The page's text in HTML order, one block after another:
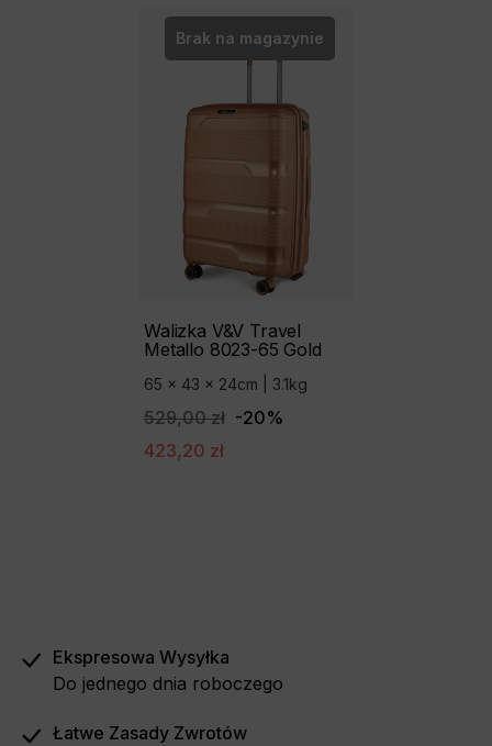
Walizka V&V Travel
Metallo 8023-65 Gold
65 x 43 x 24cm | 3.1kg
529,00 zł -20%
423,20 zł
-20%
Brak na magazynie
Ekspresowa Wysyłka
Do jednego dnia roboczego
Łatwe Zasady Zwrotów